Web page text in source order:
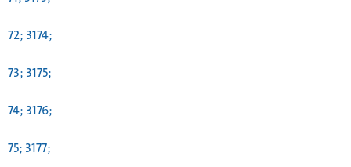
72; 3174;
73; 3175;
74; 3176;
75; 3177;